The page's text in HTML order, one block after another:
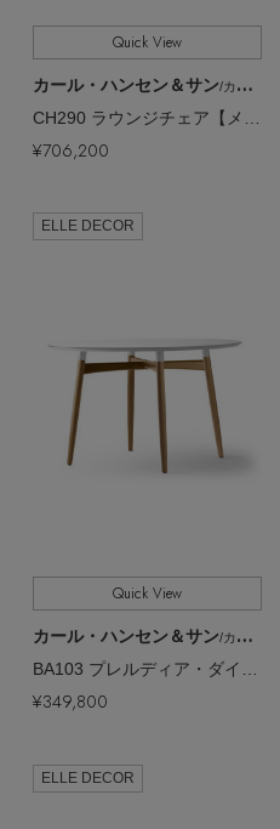
Quick View
カール・ハンセン＆サン/カール・ハンセン＆サン
¥706,200
ELLE DECOR
Quick View
カール・ハンセン＆サン/カール・ハンセン＆サン
¥349,800
ELLE DECOR